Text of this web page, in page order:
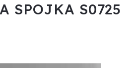
SPOJKA S0725